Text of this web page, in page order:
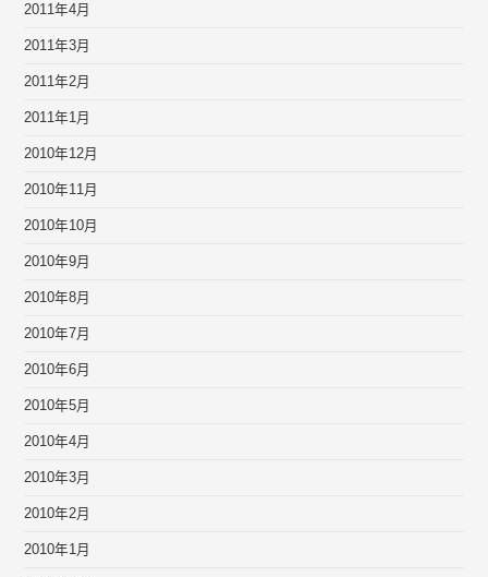
2011年4月
2011年3月
2011年2月
2011年1月
2010年12月
2010年11月
2010年10月
2010年9月
2010年8月
2010年7月
2010年6月
2010年5月
2010年4月
2010年3月
2010年2月
2010年1月